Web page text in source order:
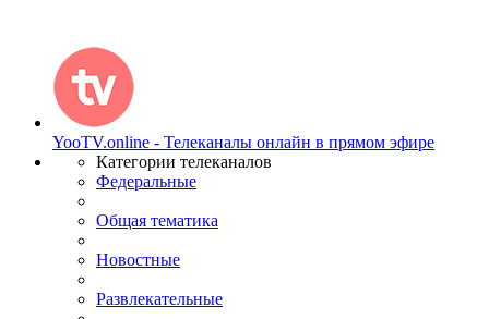
YooTV.online - Телеканалы онлайн в прямом эфире
Категории телеканалов
Федеральные
Общая тематика
Новостные
Развлекательные